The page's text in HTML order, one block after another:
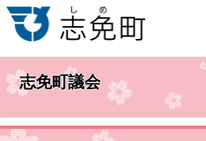
志免町議会